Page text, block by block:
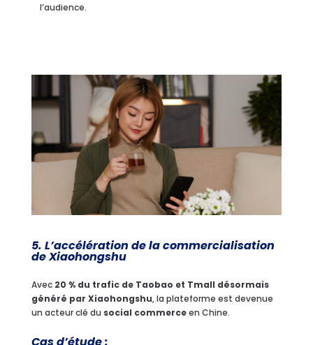
l’audience.
5. L’accélération de la commercialisation
de Xiaohongshu
Avec 20 % du trafic de Taobao et Tmall désormais
généré par Xiaohongshu, la plateforme est devenue
un acteur clé du social commerceen Chine.